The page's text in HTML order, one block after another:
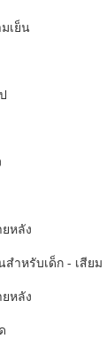
เย็น
ยหลัง
สำหรับเด็ก - เสียม
ยหลัง